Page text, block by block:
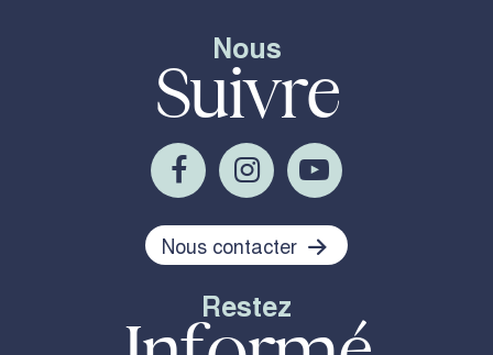
Nous
Suivre
Nous contacter
Restez